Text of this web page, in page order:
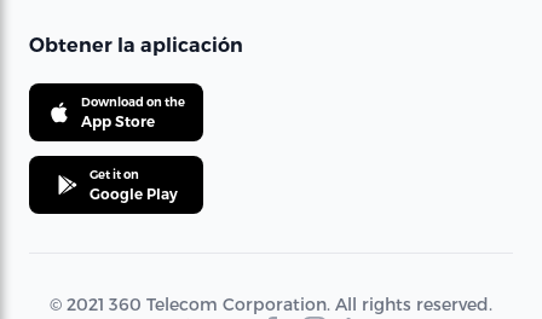
Obtener la aplicación
Download on the
App Store
Get it on
Google Play
© 2021 360 Telecom Corporation. All rights reserved.